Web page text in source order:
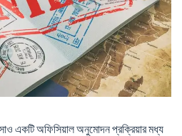
একটি অফিসিয়াল অনুমোদন প্রক্রিয়ার মধ্য